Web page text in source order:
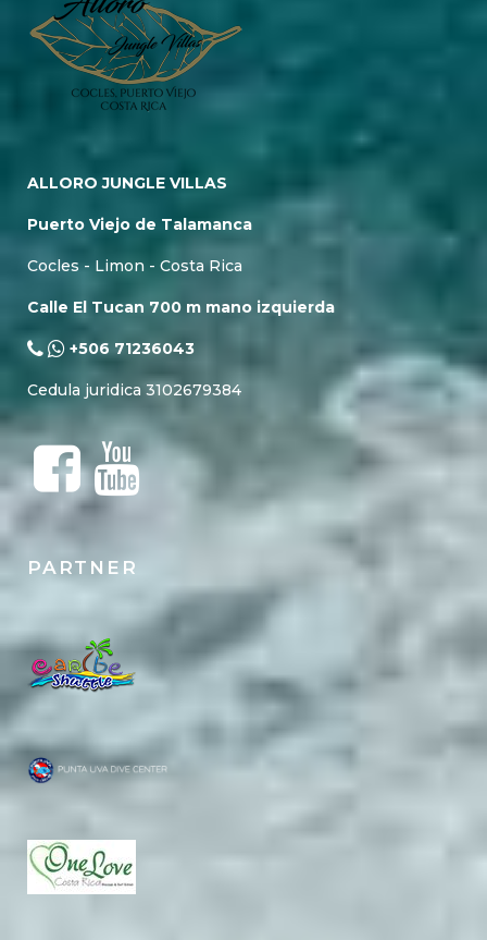
ALLORO JUNGLE VILLAS
Puerto Viejo de Talamanca
Cocles - Limon - Costa Rica
Calle El Tucan 700 m mano izquierda
+506 71236043
Cedula juridica 3102679384
PARTNER